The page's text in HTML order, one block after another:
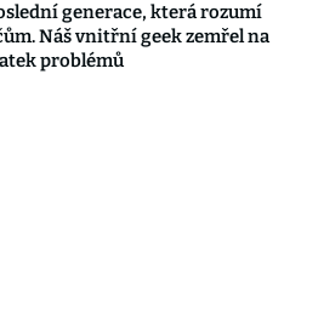
generace, která rozumí
Náš vnitřní geek zemřel na
problémů